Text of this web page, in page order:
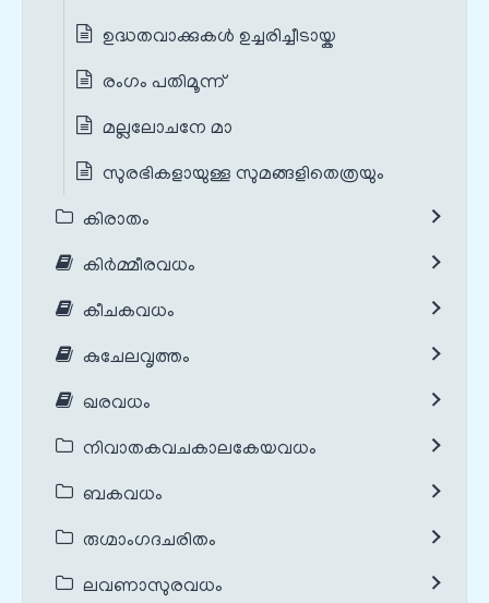
ഉദ്ധതവാക്കുകൾ ഉച്ചരിച്ചീടായ്ക
രംഗം പതിമൂന്ന്
മല്ലലോചനേ മാ
സുരഭികളായുള്ള സുമങ്ങളിതെത്രയും
കിരാതം
കിർമ്മീരവധം
കീചകവധം
കുചേലവൃത്തം
ഖരവധം
നിവാതകവചകാലകേയവധം
ബകവധം
രുഗ്മാംഗദചരിതം
ലവണാസുരവധം